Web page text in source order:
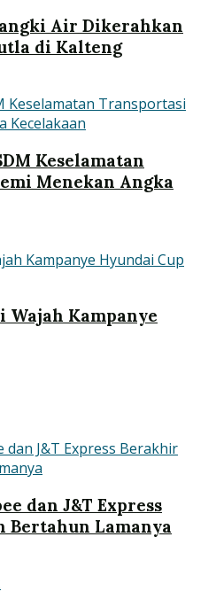
Air Dikerahkan
di Kalteng
Keselamatan
Menekan Angka
Wajah Kampanye
dan J&T Express
Bertahun Lamanya